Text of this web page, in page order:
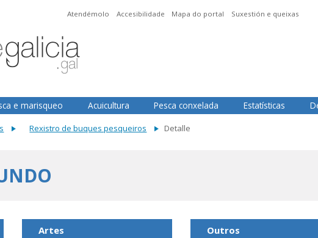
Atendémolo Accesibilidade Mapa do portal Suxestión e queixas
e marisqueo Acuicultura Pesca conxelada Estatísticas
Rexistro de buques pesqueiros Detalle
Artes Outros